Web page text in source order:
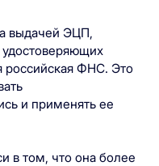
выдачей ЭЦП,
российская ФНС. Это
и применять ее
в том, что она более